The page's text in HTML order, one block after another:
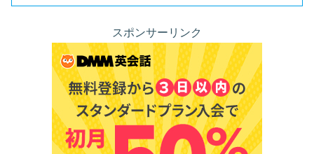
スポンサーリンク